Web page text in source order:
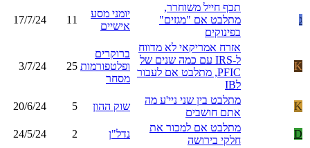
ג
תכף חייל משוחרר,
מתלבט אם "מגזים"
בפינוקים
יומני מסע
אישיים
11
17/7/24
K
אזרח אמריקאי לא מדווח
ל-IRS עם כמה שנים של
PFIC, מתלבט אם לעבור
לIB
ברוקרים
ופלטפורמות
מסחר
25
3/7/24
K
מתלבט בין שני ניי'ע מה
אתם חושבים
שוק ההון 5
20/6/24
D
מתלבט אם למכור את
חלקי בירושה
נדל"ן 2
24/5/24